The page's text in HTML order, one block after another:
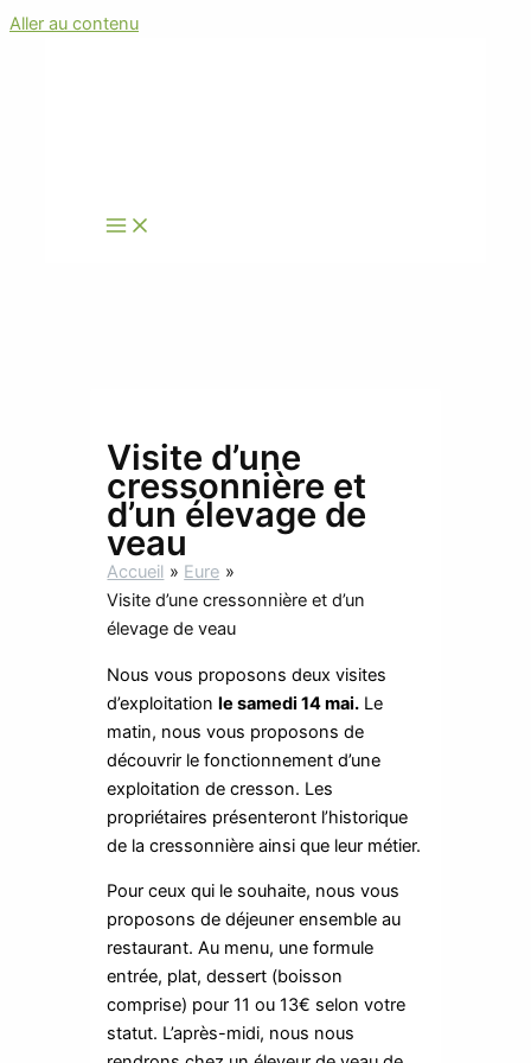
Aller au contenu
Visite d’une
cressonnière et
d’un élevage de
veau
Accueil
Eure
Visite d’une cressonnière et d’un
élevage de veau
Nous vous proposons deux visites
d’exploitationle samedi 14 mai. Le
matin, nous vous proposons de
découvrir le fonctionnement d’une
exploitation de cresson. Les
propriétaires présenteront l’historique
de la cressonnière ainsi que leur métier.
Pour ceux qui le souhaite, nous vous
proposons de déjeuner ensemble au
restaurant. Au menu, une formule
entrée, plat, dessert (boisson
comprise) pour 11 ou 13€ selon votre
statut. L’après-midi, nous nous